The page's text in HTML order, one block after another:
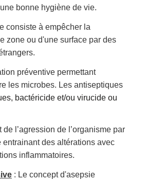
bonne hygiène de vie.
consiste à empêcher la
zone ou d'une surface par des
préventive permettant
les microbes. Les antiseptiques
bactéricide et/ou virucide ou
de l’agression de l’organisme par
entrainant des altérations avec
inflammatoires.
: Le concept d'asepsie